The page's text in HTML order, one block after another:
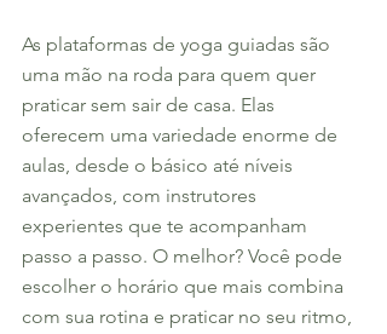
As plataformas de yoga guiadas são
uma mão na roda para quem quer
praticar sem sair de casa. Elas
oferecem uma variedade enorme de
aulas, desde o básico até níveis
avançados, com instrutores
experientes que te acompanham
passo a passo. O melhor? Você pode
escolher o horário que mais combina
com sua rotina e praticar no seu ritmo,